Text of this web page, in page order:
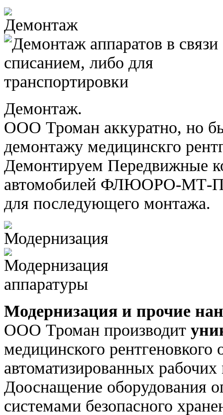
Демонтаж.
ООО Троман аккуратно, но
демонтажу медицинскго
Демонтируем Передвижные
автомобилей ФЛЮОРО-МТ-П
для последующего монтажа.
Модернизация и прочие
ООО Троман производит
медицинского рентгеновкого
автоматизированных
Дооснащение оборудования
системами безопасного